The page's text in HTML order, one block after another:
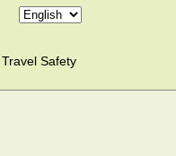
Travel Safety